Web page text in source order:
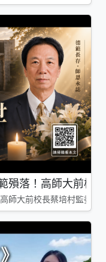
殞落！高師大前校
師大前校長蔡培村監委